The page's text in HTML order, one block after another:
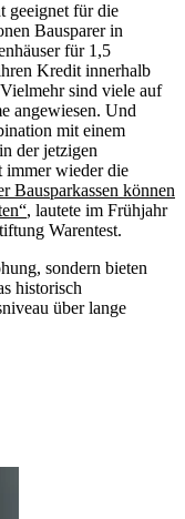
geeignet für die
Bausparer in
für 1,5
Kredit innerhalb
sind viele auf
angewiesen. Und
mit einem
der jetzigen
immer wieder die
Bausparkassen können
, lautete im Frühjahr
Warentest.
sondern bieten
historisch
über lange